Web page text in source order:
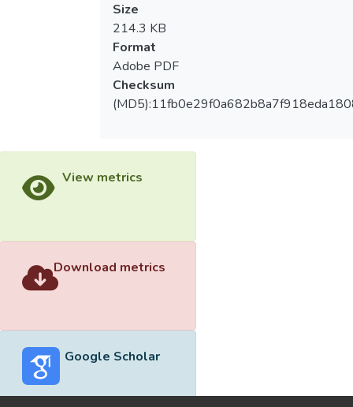
Size
214.3 KB
Format
Adobe PDF
Checksum
View metrics
Download metrics
Google Scholar